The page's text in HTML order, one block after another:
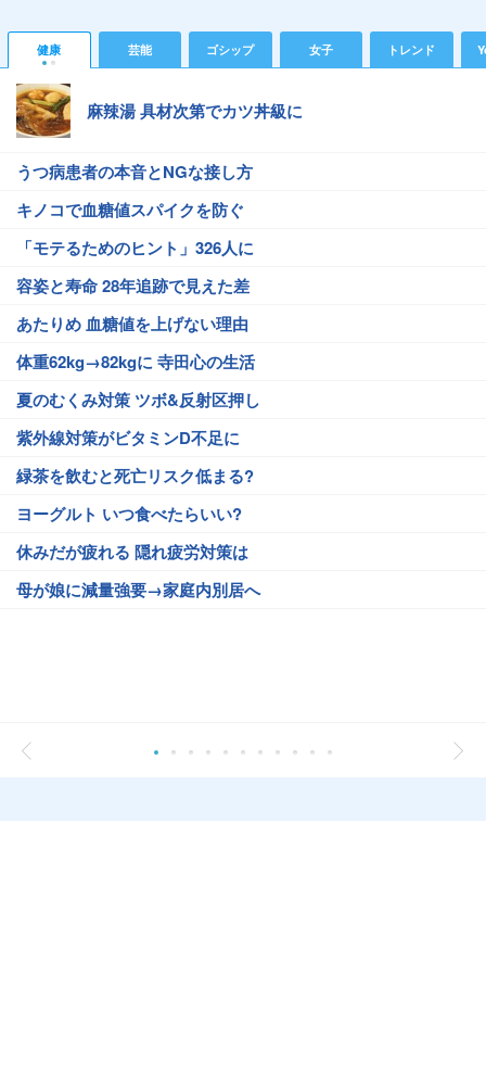
健康 芸能 ゴシップ 女子 トレンド
麻辣湯 具材次第でカツ丼級に
うつ病患者の本音とNGな接し方
キノコで血糖値スパイクを防ぐ
「モテるためのヒント」326人に
容姿と寿命 28年追跡で見えた差
あたりめ 血糖値を上げない理由
体重62kg→82kgに 寺田心の生活
夏のむくみ対策 ツボ&反射区押し
紫外線対策がビタミンD不足に
緑茶を飲むと死亡リスク低まる?
ヨーグルト いつ食べたらいい?
休みだが疲れる 隠れ疲労対策は
母が娘に減量強要→家庭内別居へ